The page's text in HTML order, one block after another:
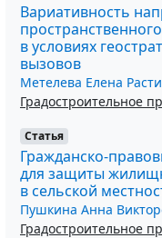
Вариативность
в условиях
вызовов
Метелева Елена
Градостроительное
Статья
Гражданско-
для защиты
в сельской
Пушкина Анна
Градостроительное